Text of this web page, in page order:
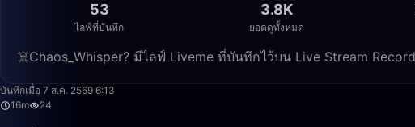
53
ไลฟ์ที่บันทึก
3.8K
ยอดดูทั้งหมด
☠️Chaos_Whisper? มีไลฟ์ Liveme ที่บันทึกไว้บน Live Stream
บันทึกเมื่อ 7 ส.ค. 2569 6:13
16m
24